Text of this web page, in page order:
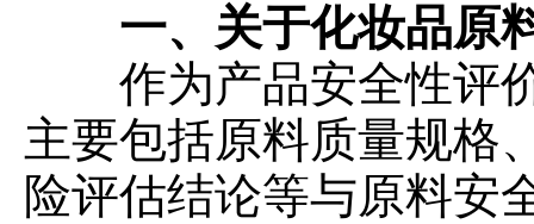
一、关于化妆品原
作为产品安全性评价
主要包括原料质量规格
险评估结论等与原料安